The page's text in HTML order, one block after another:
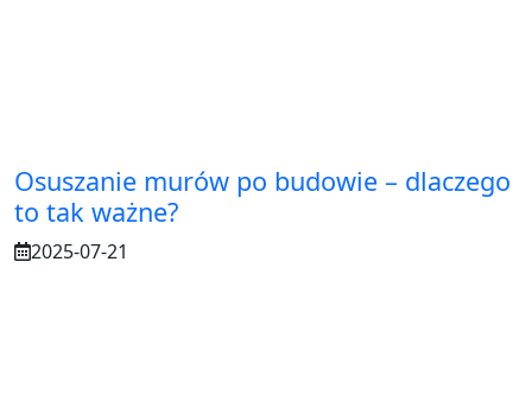
Osuszanie murów po budowie – dlaczego
to tak ważne?
2025-07-21